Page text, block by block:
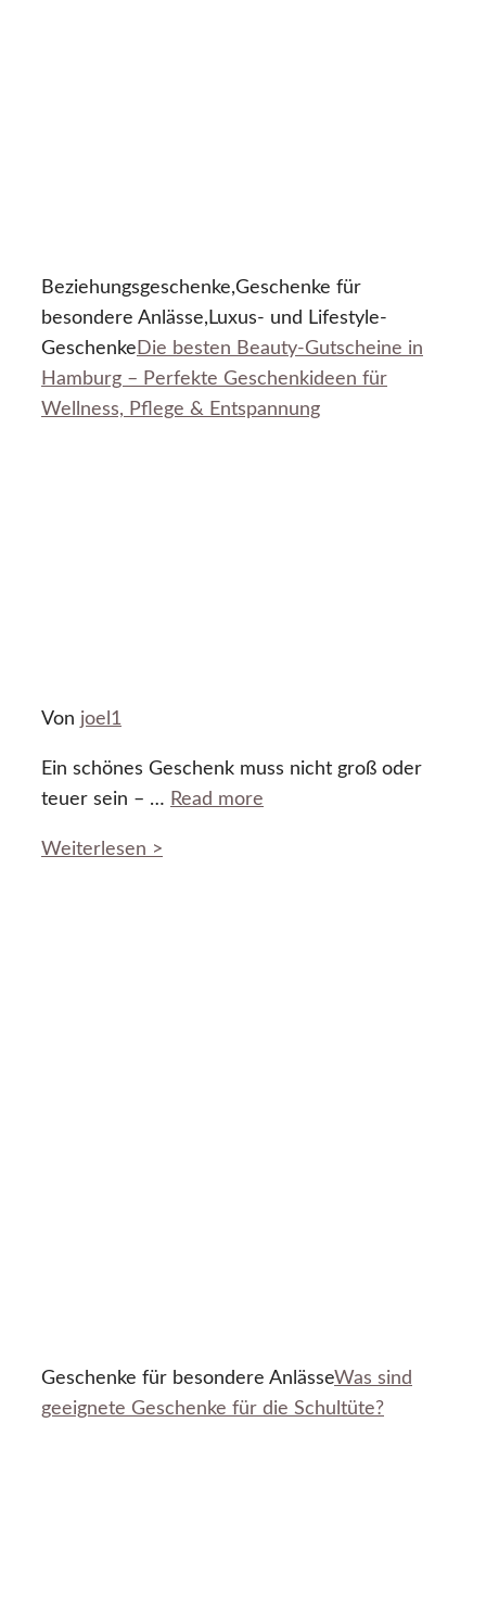
Beziehungsgeschenke,Geschenke für
besondere Anlässe,Luxus- und Lifestyle-
Geschenke Die besten Beauty-Gutscheine in
Hamburg – Perfekte Geschenkideen für
Wellness, Pflege & Entspannung
Von joel1
Ein schönes Geschenk muss nicht groß oder
teuer sein – … Read more
Weiterlesen >
Geschenke für besondere AnlässeWas sind
geeignete Geschenke für die Schultüte?